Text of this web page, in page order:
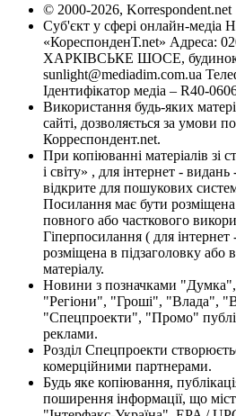
© 2000-2026, Korrespondent.net
Суб'єкт у сфері онлайн-медіа
«КореспонденТ.net» Адреса:
ХАРКІВСЬКЕ ШОСЕ, будинок
sunlight@mediadim.com.ua
Ідентифікатор медіа – R40-
Використання будь-яких
сайті, дозволяється за умови
Корреспондент.net.
При копіюванні матеріалів зі
і світу» , для інтернет -
відкрите для пошукових
Посилання має бути розміщена
повного або часткового
Гіперпосилання ( для
розміщена в підзаголовку або
матеріалу.
Новини з позначками
"Регіони", "Гроші", "Влада",
"Спецпроекти", "Промо"
реклами.
Розділ Спецпроекти
комерційними партнерами.
Будь яке копіювання,
поширення інформації, що